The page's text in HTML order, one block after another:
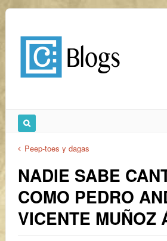
Peep-toes y dagas
NADIE SABE
COMO PEDRO
VICENTE MUÑOZ